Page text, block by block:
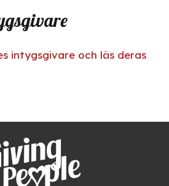
intygsgivare och läs deras